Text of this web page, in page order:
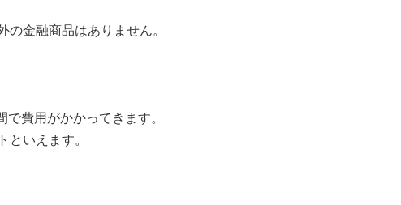
金融商品はありません。
費用がかかってきます。
いえます。